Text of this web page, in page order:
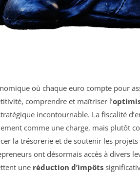
où chaque euro compte pour
comprendre et maîtriser l’
incontournable. La fiscalité
comme une charge, mais plutôt
la trésorerie et de soutenir les projets
ont désormais accès à divers
une réduction d’impôts